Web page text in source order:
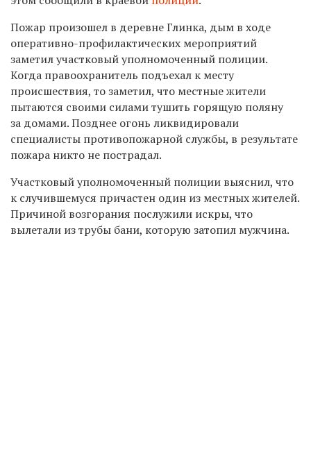
Пожар произошел в деревне Глинка, дым в ходе
оперативно-профилактических мероприятий
заметил участковый уполномоченный полиции.
Когда правоохранитель подъехал к месту
происшествия, то заметил, что местные жители
пытаются своими силами тушить горящую поляну
за домами. Позднее огонь ликвидировали
специалисты противопожарной службы, в результате
пожара никто не пострадал.
Участковый уполномоченный полиции выяснил, что
к случившемуся причастен один из местных жителей.
Причиной возгорания послужили искры, что
вылетали из трубы бани, которую затопил мужчина.